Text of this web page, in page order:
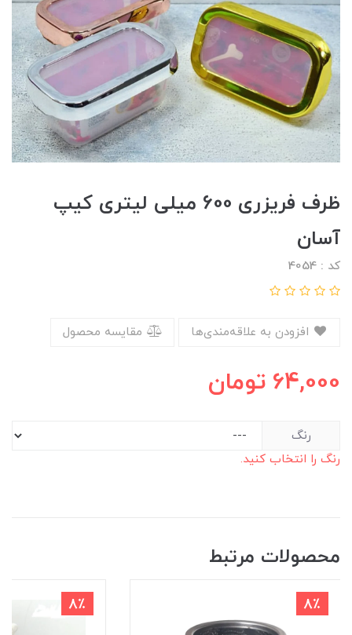
ظرف فریزری 600 میلی لیتری کیپ
آسان
کد : 4054
مقایسه محصول
64,000 تومان
رنگ
رنگ را انتخاب کنید.
محصولات مرتبط
8٪ 8٪